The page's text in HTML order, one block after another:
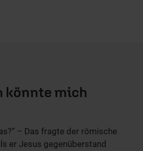
könnte mich
– Das fragte der römische
er Jesus gegenüberstand